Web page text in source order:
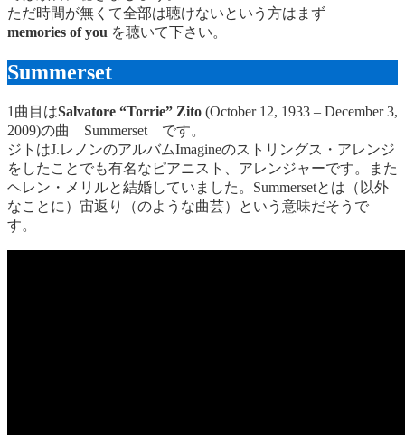
ただ時間が無くて全部は聴けないという方はまず
memories of you を聴いて下さい。
Summerset
1曲目はSalvatore “Torrie” Zito (October 12, 1933 – December 3,
2009)の曲 Summerset です。
ジトはJ.レノンのアルバムImagineのストリングス・アレンジ
をしたことでも有名なピアニスト、アレンジャーです。また
ヘレン・メリルと結婚していました。Summersetとは（以外
なことに）宙返り（のような曲芸）という意味だそうで
す。